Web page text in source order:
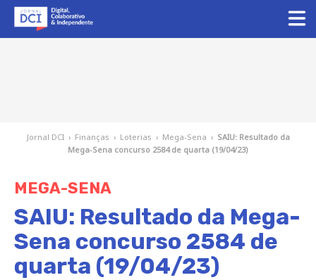
Jornal DCI › Finanças › Loterias › Mega-Sena › SAIU: Resultado da
Mega-Sena concurso 2584 de quarta (19/04/23)
MEGA-SENA
SAIU: Resultado da Mega-
Sena concurso 2584 de
quarta (19/04/23)